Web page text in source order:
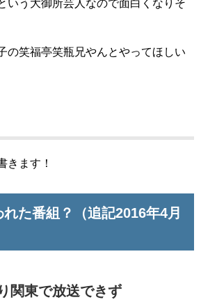
いう大御所芸人なので面白くなりそ
の笑福亭笑瓶兄やんとやってほしい
きます！
た番組？（追記2016年4月
関東で放送できず